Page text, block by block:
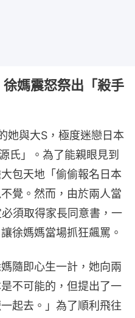
媽震怒祭出「殺手
她與大S，極度迷戀日本
氏」。為了能親眼見到
包天地「偷偷報名日本
覺。然而，由於兩人當
須取得家長同意書，一
徐媽媽當場抓狂飆罵。
隨即心生一計，她向兩
不可能的，但提出了一
起去。」為了順利飛往